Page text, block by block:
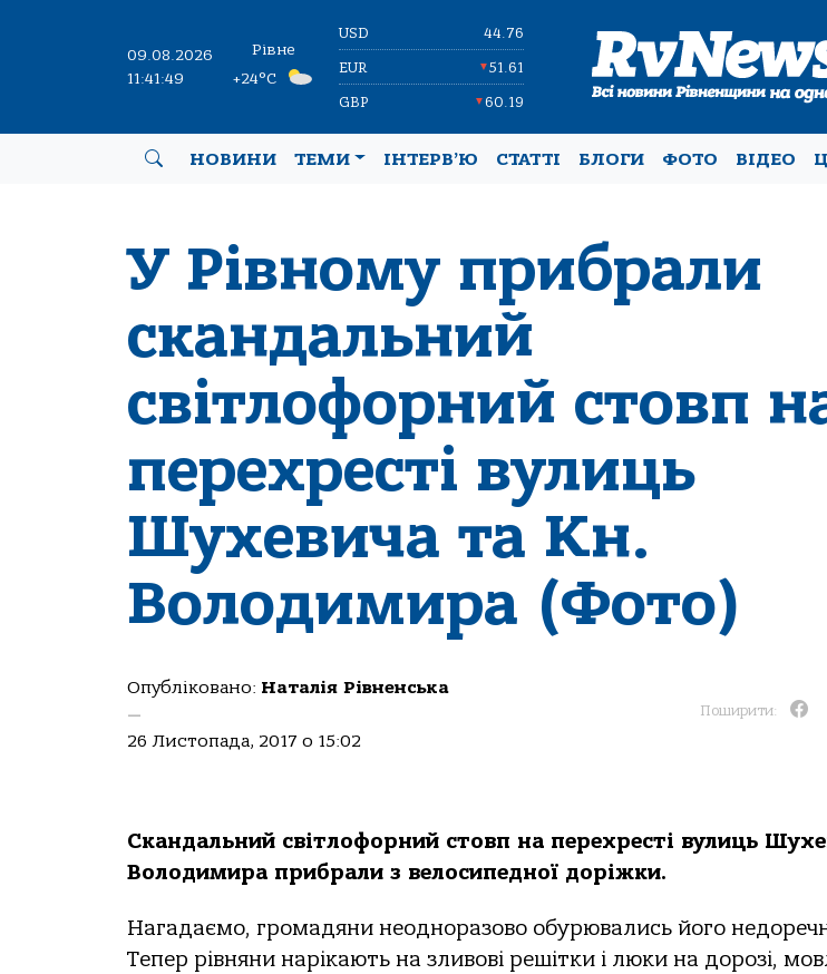
09.08.2026
11:41:50
Рівне
+24°C
USD 44.76
EUR ▼51.61
GBP ▼60.19
НОВИНИ ТЕМИ ІНТЕРВ’Ю СТАТТІ БЛОГИ ФОТО ВІДЕО
У Рівному прибрали
скандальний
світлофорний стовп
перехресті вулиць
Шухевича та Кн.
Володимира (Фото)
Опубліковано: Наталія Рівненська
—
26 Листопада, 2017 о 15:02
Поширити:
Скандальний світлофорний стовп на перехресті вулиць
Володимира прибрали з велосипедної доріжки.
Нагадаємо, громадяни неодноразово обурювались його
Тепер рівняни нарікають на зливові решітки і люки на дорозі,